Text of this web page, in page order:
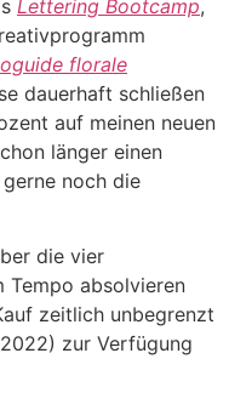
Lettering Bootcamp,
florale
dauerhaft schließen
auf meinen neuen
länger einen
noch die
die vier
Tempo absolvieren
zeitlich unbegrenzt
zur Verfügung